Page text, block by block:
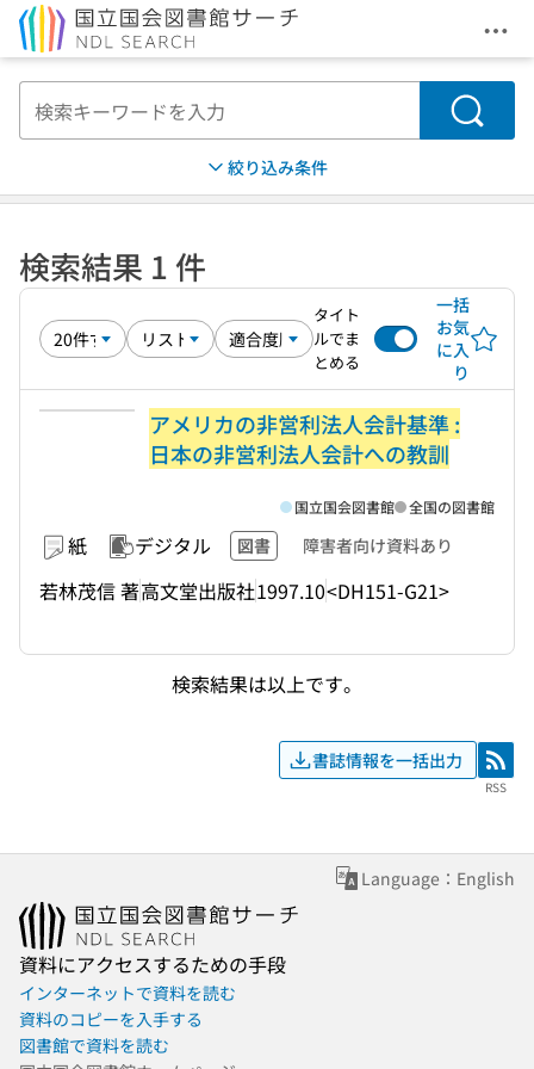
メ
検索
絞り込み条件
検索結果 1 件
タイト
ルでま
とめる
一括
お気
に入
り
アメリカの非営利法人会計基準 :
日本の非営利法人会計への教訓
紙 デジタル 図書 障害者向け資料あり
若林茂信 著高文堂出版社1997.10<DH151-G21>
国立国会図書館 全国の図書館
検索結果は以上です。
書誌情報を一括出力 RSS
RSS
Language：English
資料にアクセスするための手段
インターネットで資料を読む
資料のコピーを入手する
図書館で資料を読む